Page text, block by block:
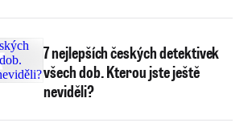
7 nejlepších českých detektivek
všech dob. Kterou jste ještě
neviděli?